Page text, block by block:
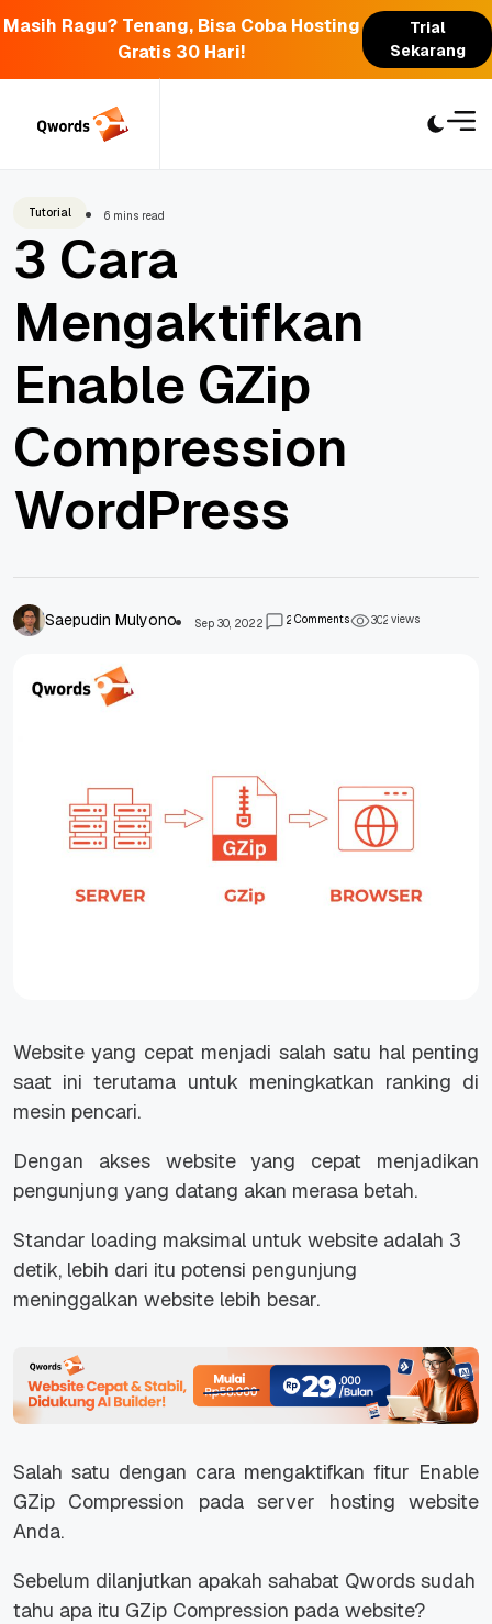
Masih Ragu? Tenang, Bisa Coba Hosting
Gratis 30 Hari!
Trial
Sekarang
Tutorial 6 mins read
3 Cara
Mengaktifkan
Enable GZip
Compression
WordPress
Saepudin Mulyono Sep 30, 2022 2Comments 302views
Website yang cepat menjadi salah satu hal penting
saat ini terutama untuk meningkatkan ranking di
mesin pencari.
Dengan akses website yang cepat menjadikan
pengunjung yang datang akan merasa betah.
Standar loading maksimal untuk website adalah 3
detik, lebih dari itu potensi pengunjung
meninggalkan website lebih besar.
Salah satu dengan cara mengaktifkan fitur Enable
GZip Compression pada server hosting website
Anda.
Sebelum dilanjutkan apakah sahabat Qwords sudah
tahu apa itu GZip Compression pada website?